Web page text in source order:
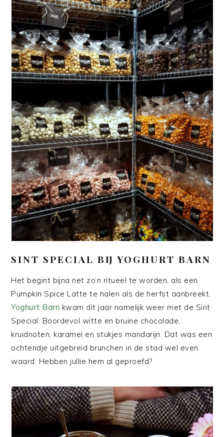
SINT SPECIAL BIJ YOGHURT BARN
Het begint bijna net zo’n ritueel te worden, als een
Pumpkin Spice Latte te halen als de herfst aanbreekt.
Yoghurt Barn kwam dit jaar namelijk weer met de Sint
Special. Boordevol witte en bruine chocolade,
kruidnoten, karamel en stukjes mandarijn. Dat was een
ochtendje uitgebreid brunchen in de stad wel even
waard. Hebben jullie hem al geproefd?